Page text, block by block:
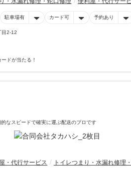
駐車場有 カード可 予約あり
目2-12
ドが当たる！
なスピードで確実に運ぶ配送のプロです
・代行サービス
トイレつまり・水漏れ修理